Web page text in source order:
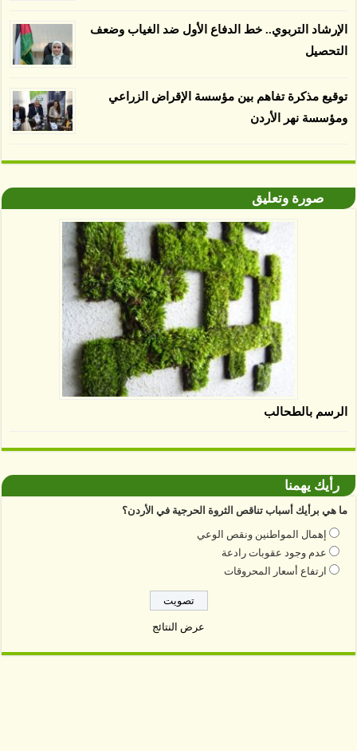
الإرشاد التربوي.. خط الدفاع الأول ضد الغياب وضعف
التحصيل
توقيع مذكرة تفاهم بين مؤسسة الإقراض الزراعي
ومؤسسة نهر الأردن
صورة وتعليق
الرسم بالطحالب
رأيك يهمنا
ما هي برأيك أسباب تناقص الثروة الحرجية في الأردن؟
إهمال المواطنين ونقص الوعي
عدم وجود عقوبات رادعة
ارتفاع أسعار المحروقات
عرض النتائج